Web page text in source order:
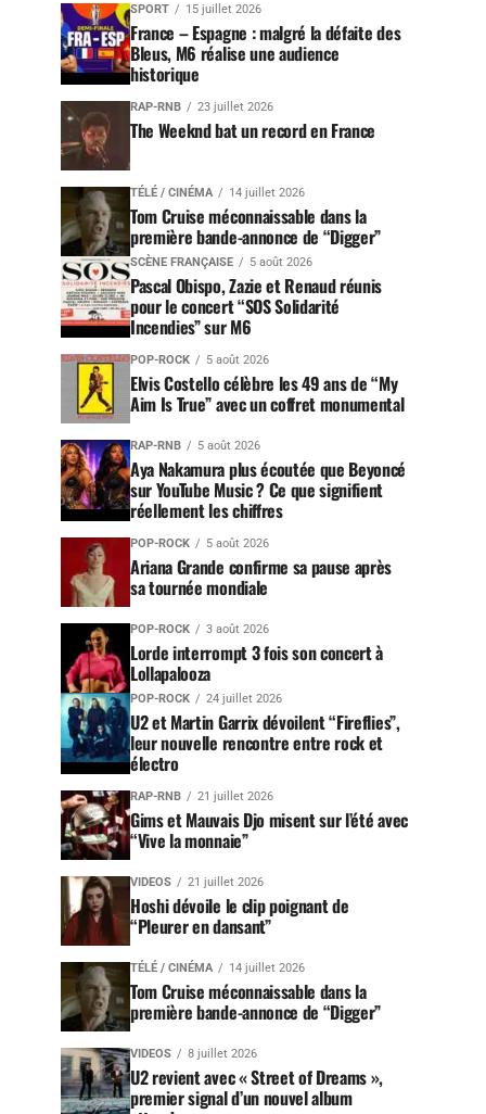
SPORT 15 juillet 2026
France – Espagne : malgré la défaite des
Bleus, M6 réalise une audience
historique
RAP-RNB 23 juillet 2026
The Weeknd bat un record en France
TÉLÉ / CINÉMA 14 juillet 2026
Tom Cruise méconnaissable dans la
première bande-annonce de “Digger”
SCÈNE FRANÇAISE 5 août 2026
Pascal Obispo, Zazie et Renaud réunis
pour le concert “SOS Solidarité
Incendies” sur M6
POP-ROCK 5 août 2026
Elvis Costello célèbre les 49 ans de “My
Aim Is True” avec un coffret monumental
RAP-RNB 5 août 2026
Aya Nakamura plus écoutée que Beyoncé
sur YouTube Music ? Ce que signifient
réellement les chiffres
POP-ROCK 5 août 2026
Ariana Grande confirme sa pause après
sa tournée mondiale
POP-ROCK 3 août 2026
Lorde interrompt 3 fois son concert à
Lollapalooza
POP-ROCK 24 juillet 2026
U2 et Martin Garrix dévoilent “Fireflies”,
leur nouvelle rencontre entre rock et
électro
RAP-RNB 21 juillet 2026
Gims et Mauvais Djo misent sur l’été avec
“Vive la monnaie”
VIDEOS 21 juillet 2026
Hoshi dévoile le clip poignant de
“Pleurer en dansant”
TÉLÉ / CINÉMA 14 juillet 2026
Tom Cruise méconnaissable dans la
première bande-annonce de “Digger”
VIDEOS 8 juillet 2026
U2 revient avec « Street of Dreams »,
premier signal d’un nouvel album